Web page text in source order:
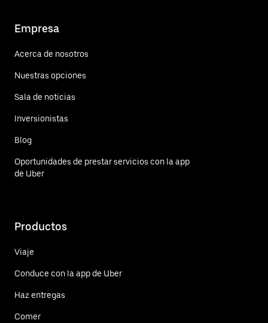
Empresa
Acerca de nosotros
Nuestras opciones
Sala de noticias
Inversionistas
Blog
Oportunidades de prestar servicios con la app
de Uber
Productos
Viaje
Conduce con la app de Uber
Haz entregas
Comer